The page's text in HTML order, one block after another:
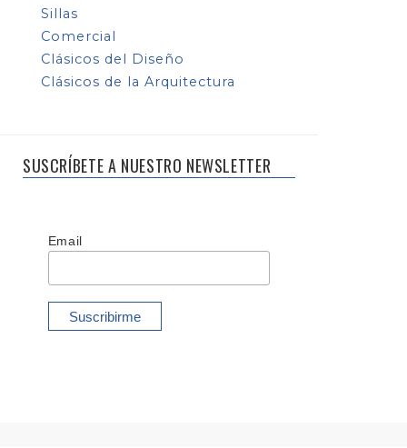
Sillas
Comercial
Clásicos del Diseño
Clásicos de la Arquitectura
SUSCRÍBETE A NUESTRO NEWSLETTER
Email